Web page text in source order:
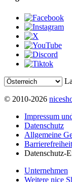
© 2010-2026
Impressum
Datenschutz
Allgemeine
Datenschutz-
Unternehmen
Weitere nice